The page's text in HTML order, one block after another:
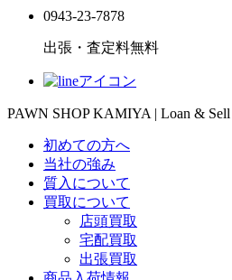
0943-23-7878
出張・査定料無料
PAWN SHOP KAMIYA | Loan & Sell
初めての方へ
当社の強み
質入について
買取について
店頭買取
宅配買取
出張買取